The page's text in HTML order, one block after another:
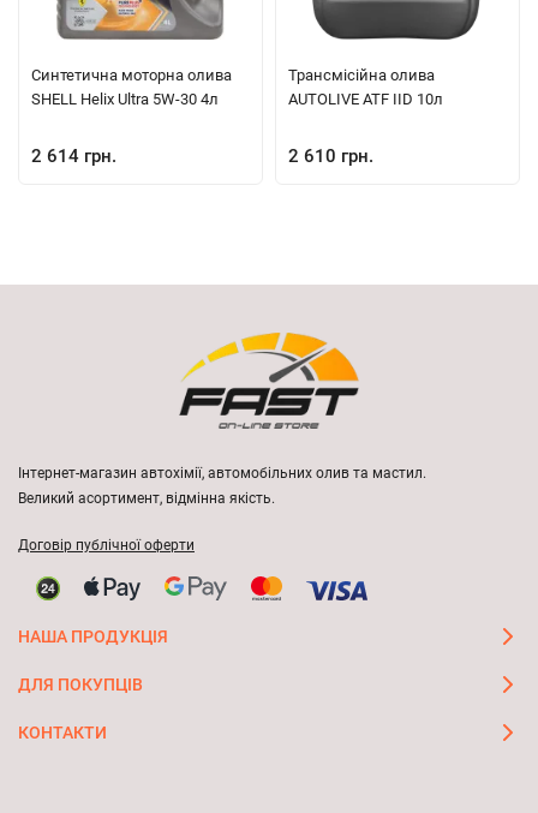
Синтетична моторна олива
SHELL Helix Ultra 5W-30 4л
2 614 грн.
Трансмісійна олива
AUTOLIVE ATF IID 10л
2 610 грн.
Інтернет-магазин автохімії, автомобільних олив та мастил.
Великий асортимент, відмінна якість.
Договір публічної оферти
НАША ПРОДУКЦІЯ
ДЛЯ ПОКУПЦІВ
КОНТАКТИ